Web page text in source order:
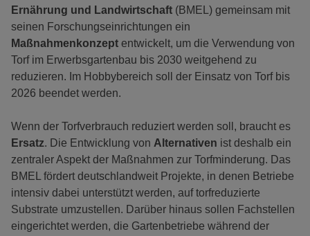
Ernährung und Landwirtschaft (BMEL) gemeinsam mit
seinen Forschungseinrichtungen ein
Maßnahmenkonzept entwickelt, um die Verwendung von
Torf im Erwerbsgartenbau bis 2030 weitgehend zu
reduzieren. Im Hobbybereich soll der Einsatz von Torf bis
2026 beendet werden.
Wenn der Torfverbrauch reduziert werden soll, braucht es
Ersatz. Die Entwicklung von Alternativen ist deshalb ein
zentraler Aspekt der Maßnahmen zur Torfminderung. Das
BMEL fördert deutschlandweit Projekte, in denen Betriebe
intensiv dabei unterstützt werden, auf torfreduzierte
Substrate umzustellen. Darüber hinaus sollen Fachstellen
eingerichtet werden, die Gartenbetriebe während der